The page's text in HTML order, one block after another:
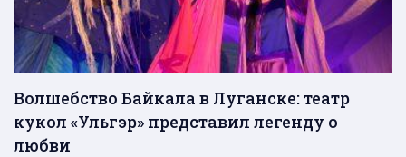
Волшебство Байкала в Луганске: театр
кукол «Ульгэр» представил легенду о
любви